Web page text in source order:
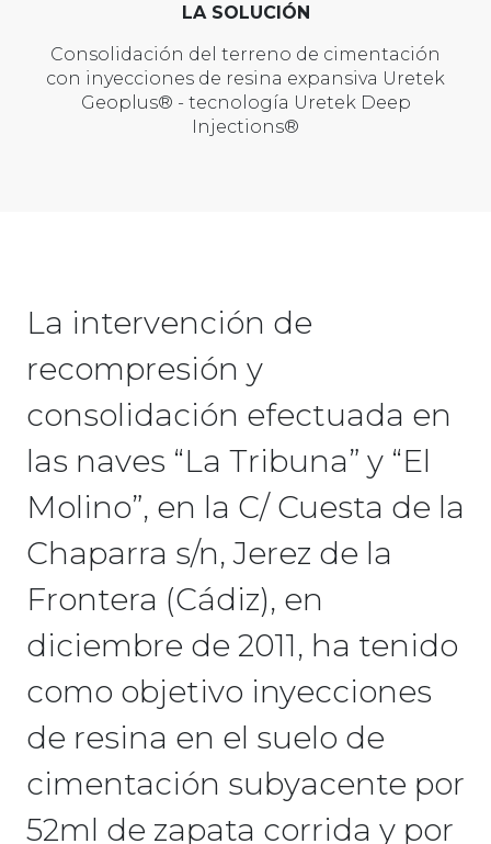
LA SOLUCIÓN
Consolidación del terreno de cimentación
con inyecciones de resina expansiva Uretek
Geoplus® - tecnología Uretek Deep
Injections®
La intervención de
recompresión y
consolidación efectuada en
las naves “La Tribuna” y “El
Molino”, en la C/ Cuesta de la
Chaparra s/n, Jerez de la
Frontera (Cádiz), en
diciembre de 2011, ha tenido
como objetivo inyecciones
de resina en el suelo de
cimentación subyacente por
52ml de zapata corrida y por